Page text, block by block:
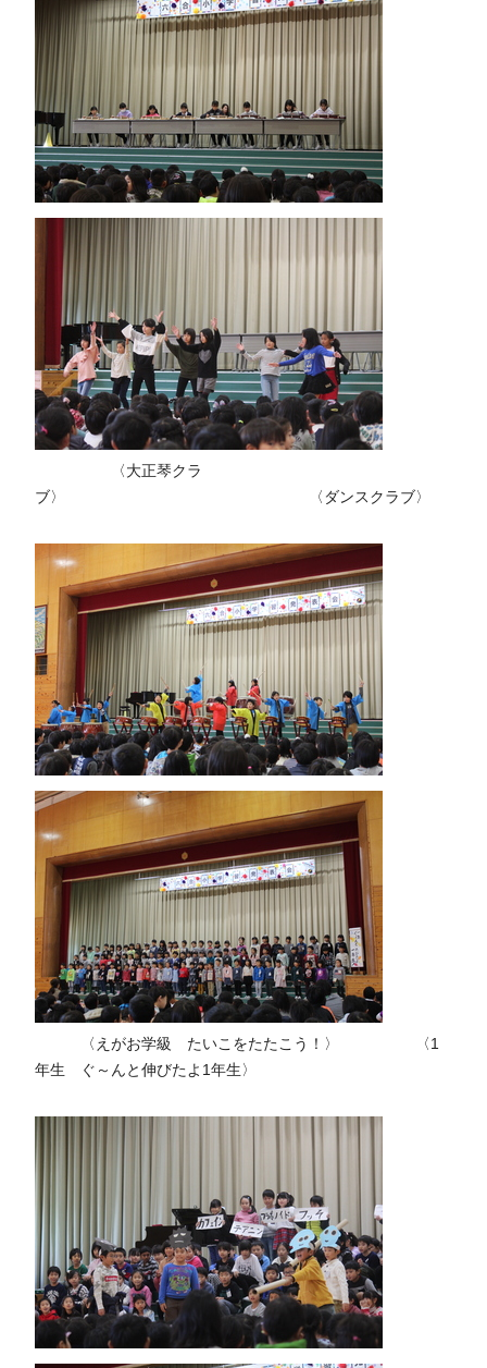
〈大正琴クラ
ブ〉 〈ダンスクラブ〉
〈えがお学級 たいこをたたこう！〉 〈1
年生 ぐ～んと伸びたよ1年生〉